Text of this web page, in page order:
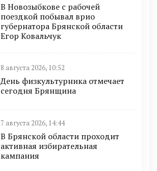
В Новозыбкове с рабочей
поездкой побывал врио
губернатора Брянской области
Егор Ковальчук
8 августа 2026, 10:52
День физкультурника отмечает
сегодня Брянщина
7 августа 2026, 14:44
В Брянской области проходит
активная избирательная
кампания